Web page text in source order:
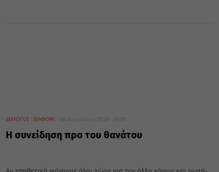
ΔΙΑΛΟΓΟΣ ΔΙΑΦΟΡΑ 08 Αυγούστου 2026 16:15
Η συνείδηση προ του θανάτου